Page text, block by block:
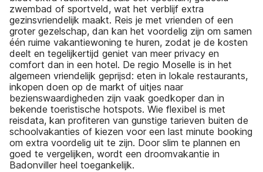
zwembad of sportveld, wat het verblijf extra
gezinsvriendelijk maakt. Reis je met vrienden of een
groter gezelschap, dan kan het voordelig zijn om samen
één ruime vakantiewoning te huren, zodat je de kosten
deelt en tegelijkertijd geniet van meer privacy en
comfort dan in een hotel. De regio Moselle is in het
algemeen vriendelijk geprijsd: eten in lokale restaurants,
inkopen doen op de markt of uitjes naar
bezienswaardigheden zijn vaak goedkoper dan in
bekende toeristische hotspots. Wie flexibel is met
reisdata, kan profiteren van gunstige tarieven buiten de
schoolvakanties of kiezen voor een last minute booking
om extra voordelig uit te zijn. Door slim te plannen en
goed te vergelijken, wordt een droomvakantie in
Badonviller heel toegankelijk.